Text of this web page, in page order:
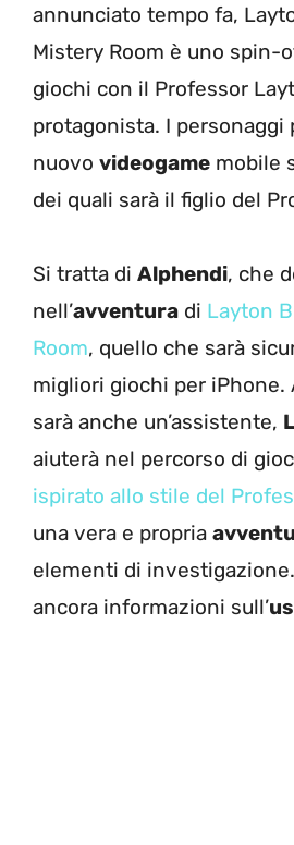
annunciato tempo fa,
Mistery Room è uno spin-
giochi con il Professor
protagonista. I personaggi
nuovo videogame mobile
dei quali sarà il figlio del
Si tratta di Alphendi, che
nell’avventura di Layton
Room, quello che sarà
migliori giochi per iPhone.
sarà anche un’assistente,
aiuterà nel percorso di
ispirato allo stile del
una vera e propria
elementi di
ancora informazioni sull’